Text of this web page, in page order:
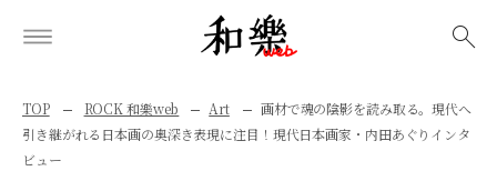
TOP ROCK 和樂web Art
画材で魂の陰影を読み取る。現代へ
引き継がれる日本画の奥深き表現に注目！現代日本画家・内田あぐりインタ
ビュー